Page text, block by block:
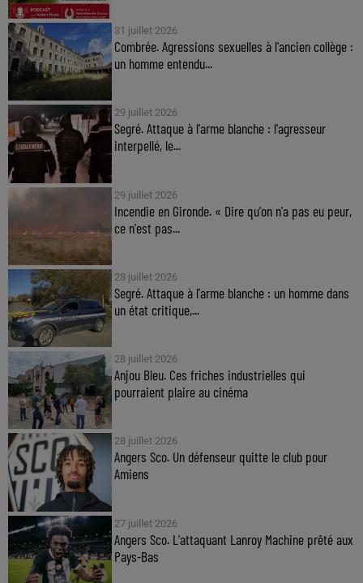
31 juillet 2026
Combrée. Agressions sexuelles à l'ancien collège :
un homme entendu...
29 juillet 2026
Segré. Attaque à l'arme blanche : l'agresseur
interpellé, le...
29 juillet 2026
Incendie en Gironde. « Dire qu'on n'a pas eu peur,
ce n'est pas...
28 juillet 2026
Segré. Attaque à l'arme blanche : un homme dans
un état critique,...
28 juillet 2026
Anjou Bleu. Ces friches industrielles qui
pourraient plaire au cinéma
28 juillet 2026
Angers Sco. Un défenseur quitte le club pour
Amiens
27 juillet 2026
Angers Sco. L'attaquant Lanroy Machine prêté aux
Pays-Bas